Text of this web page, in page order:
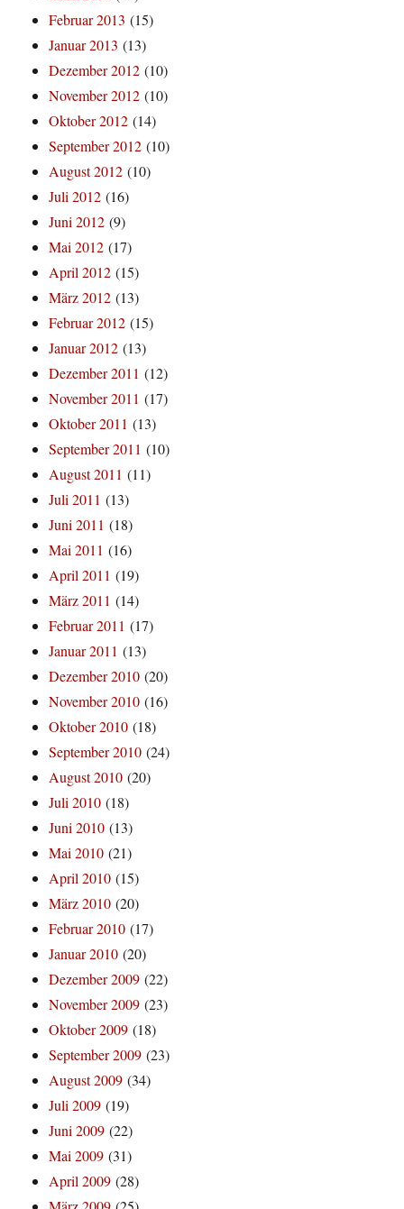
Februar 2013 (15)
Januar 2013 (13)
Dezember 2012 (10)
November 2012 (10)
Oktober 2012 (14)
September 2012 (10)
August 2012 (10)
Juli 2012 (16)
Juni 2012 (9)
Mai 2012 (17)
April 2012 (15)
März 2012 (13)
Februar 2012 (15)
Januar 2012 (13)
Dezember 2011 (12)
November 2011 (17)
Oktober 2011 (13)
September 2011 (10)
August 2011 (11)
Juli 2011 (13)
Juni 2011 (18)
Mai 2011 (16)
April 2011 (19)
März 2011 (14)
Februar 2011 (17)
Januar 2011 (13)
Dezember 2010 (20)
November 2010 (16)
Oktober 2010 (18)
September 2010 (24)
August 2010 (20)
Juli 2010 (18)
Juni 2010 (13)
Mai 2010 (21)
April 2010 (15)
März 2010 (20)
Februar 2010 (17)
Januar 2010 (20)
Dezember 2009 (22)
November 2009 (23)
Oktober 2009 (18)
September 2009 (23)
August 2009 (34)
Juli 2009 (19)
Juni 2009 (22)
Mai 2009 (31)
April 2009 (28)